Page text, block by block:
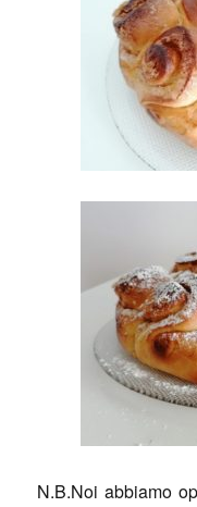
N.B.Noi abbiamo